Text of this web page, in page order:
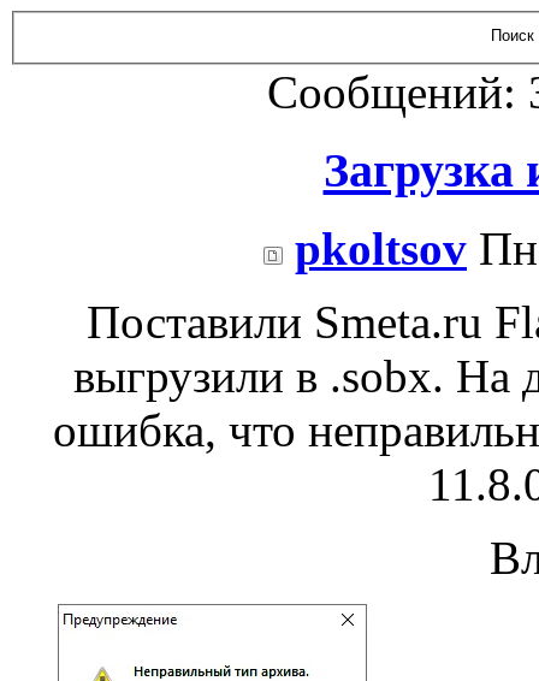
Сообщений:
Загрузка
pkoltsov
Поставили Smeta.ru
выгрузили в .sobx. На
ошибка, что